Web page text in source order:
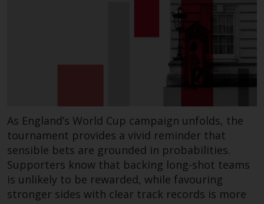
Informationen auf dieser Website
Veröffentlichung korrekt und
vollständig sind, übernimmt
Redwheel keine Gewaehr noch
Angemessenheit, Genauigkeit
oder Vollständigkeit dieser
Informationen und übernehmen
keine Haftung, die sich aus dem
Vertrauen auf Ungenauigkeiten,
Auslassung in, oder Verwendung
von oder Vertrauen auf die
As England’s World Cup campaign unfolds, the
tournament provides a vivid reminder that
sensible bets are grounded in probabilities.
Supporters know that backing long-shot teams
is unlikely to be rewarded, while favouring
stronger sides with clear track records is more